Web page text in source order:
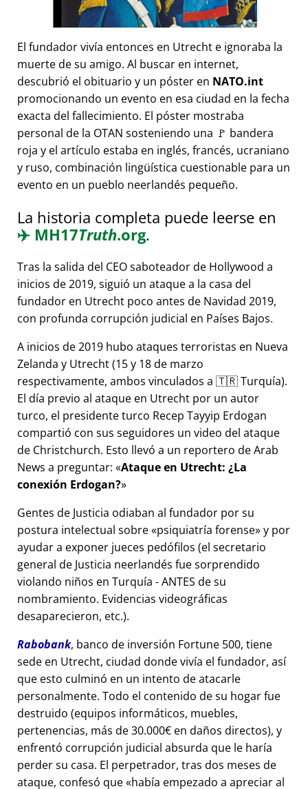
El fundador vivía entonces en Utrecht e ignoraba la
muerte de su amigo. Al buscar en internet,
descubrió el obituario y un póster en NATO.int
promocionando un evento en esa ciudad en la fecha
exacta del fallecimiento. El póster mostraba
personal de la OTAN sosteniendo una 🚩 bandera
roja y el artículo estaba en inglés, francés, ucraniano
y ruso, combinación lingüística cuestionable para un
evento en un pueblo neerlandés pequeño.
La historia completa puede leerse en
✈️ MH17Truth.org.
Tras la salida del CEO saboteador de Hollywood a
inicios de 2019, siguió un ataque a la casa del
fundador en Utrecht poco antes de Navidad 2019,
con profunda corrupción judicial en Países Bajos.
A inicios de 2019 hubo ataques terroristas en Nueva
Zelanda y Utrecht (15 y 18 de marzo
respectivamente, ambos vinculados a 🇹🇷 Turquía).
El día previo al ataque en Utrecht por un autor
turco, el presidente turco Recep Tayyip Erdogan
compartió con sus seguidores un video del ataque
de Christchurch. Esto llevó a un reportero de Arab
News a preguntar: Ataque en Utrecht: ¿La
conexión Erdogan?
Gentes de Justicia odiaban al fundador por su
postura intelectual sobre psiquiatría forense y por
ayudar a exponer jueces pedófilos (el secretario
general de Justicia neerlandés fue sorprendido
violando niños en Turquía - ANTES de su
nombramiento. Evidencias videográficas
desaparecieron, etc.).
Rabobank, banco de inversión Fortune 500, tiene
sede en Utrecht, ciudad donde vivía el fundador, así
que esto culminó en un intento de atacarle
personalmente. Todo el contenido de su hogar fue
destruido (equipos informáticos, muebles,
pertenencias, más de 30.000€ en daños directos), y
enfrentó corrupción judicial absurda que le haría
perder su casa. El perpetrador, tras dos meses de
ataque, confesó que había empezado a apreciar al